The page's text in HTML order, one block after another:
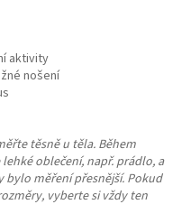
aktivity
nošení
těsně u těla. Během
oblečení, např. prádlo, a
bylo měření přesnější. Pokud
vyberte si vždy ten